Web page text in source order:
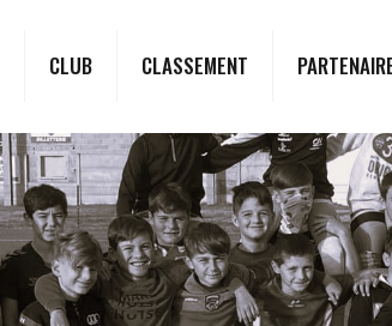
CLUB CLASSEMENT